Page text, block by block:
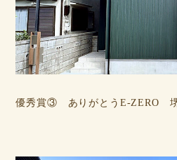
優秀賞③ ありがとうE-ZERO